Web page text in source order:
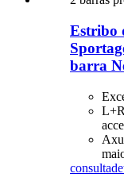
Estribo
barra
consulta